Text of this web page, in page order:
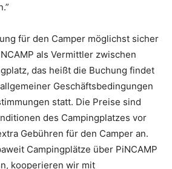
für den Camper möglichst sicher
als Vermittler zwischen
das heißt die Buchung findet
Geschäftsbedingungen
statt. Die Preise sind
des Campingplatzes vor
Gebühren für den Camper an.
Campingplätze über PiNCAMP
kooperieren wir mit